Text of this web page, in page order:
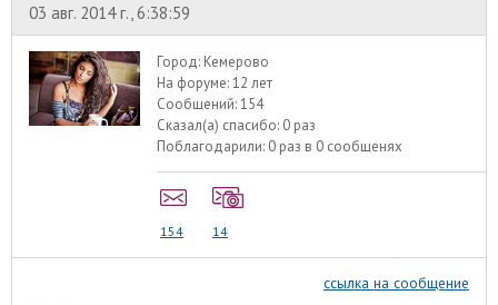
03 авг. 2014 г., 6:38:59
Город: Кемерово
На форуме:12 лет
Сообщений:154
Сказал(а) спасибо: 0 раз
Поблагодарили: 0 раз в 0 сообщенях
154 14
ссылка на сообщение